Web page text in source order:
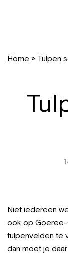
Home » Tulpen
Niet iedereen
ook op Goeree-
tulpenvelden te
dan moet je